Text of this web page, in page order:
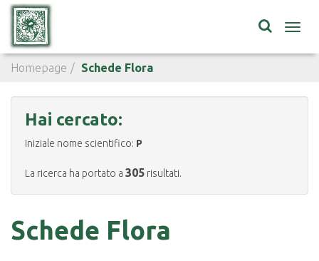
Homepage Schede Flora
Hai cercato:
Iniziale nome scientifico: P
La ricerca ha portato a 305 risultati.
Schede Flora